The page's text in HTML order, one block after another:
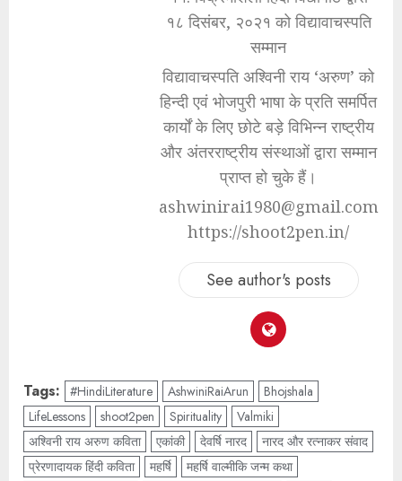
१८ दिसंबर, २०२१ को विद्यावाचस्पति
सम्मान
विद्यावाचस्पति अश्विनी राय ‘अरुण’ को
हिन्दी एवं भोजपुरी भाषा के प्रति समर्पित
कार्यों के लिए छोटे बड़े विभिन्न राष्ट्रीय
और अंतरराष्ट्रीय संस्थाओं द्वारा सम्मान
प्राप्त हो चुके हैं।
ashwinirai1980@gmail.com
https://shoot2pen.in/
See author's posts
Tags: #HindiLiterature AshwiniRaiArun
Bhojshala
LifeLessons
shoot2pen Spirituality
Valmiki
अश्विनी राय अरुण कविता
एकांकी देवर्षि नारद
नारद और रत्नाकर संवाद
प्रेरणादायक हिंदी कविता
महर्षि
महर्षि वाल्मीकि जन्म कथा